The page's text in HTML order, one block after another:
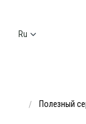
Ru
Полезный